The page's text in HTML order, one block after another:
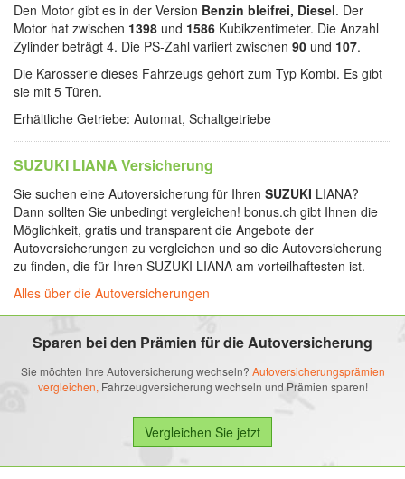
Den Motor gibt es in der Version Benzin bleifrei, Diesel. Der
Motor hat zwischen 1398 und 1586 Kubikzentimeter. Die Anzahl
Zylinder beträgt 4. Die PS-Zahl variiert zwischen 90 und 107.
Die Karosserie dieses Fahrzeugs gehört zum Typ Kombi. Es gibt
sie mit 5 Türen.
Erhältliche Getriebe: Automat, Schaltgetriebe
SUZUKI LIANA Versicherung
Sie suchen eine Autoversicherung für Ihren SUZUKI LIANA?
Dann sollten Sie unbedingt vergleichen! bonus.ch gibt Ihnen die
Möglichkeit, gratis und transparent die Angebote der
Autoversicherungen zu vergleichen und so die Autoversicherung
zu finden, die für Ihren SUZUKI LIANA am vorteilhaftesten ist.
Alles über die Autoversicherungen
Sparen bei den Prämien für die Autoversicherung
Sie möchten Ihre Autoversicherung wechseln? Autoversicherungsprämien
vergleichen, Fahrzeugversicherung wechseln und Prämien sparen!